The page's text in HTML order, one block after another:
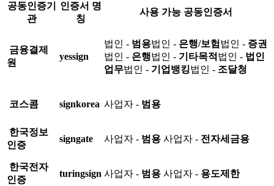
공동인증기
관
인증서 명
칭
사용 가능 공동인증서
금융결제
원
yessign
법인 - 범용법인 - 은행/보험 법인 - 증권
법인 - 은행법인 - 기타목적 법인 - 법인
업무법인 - 기업뱅킹법인 - 조달청
코스콤 signkorea 사업자 - 범용
한국정보
인증
signgate 사업자 - 범용 사업자 - 전자세금용
한국전자
인증
turingsign 사업자 - 범용 사업자 - 용도제한